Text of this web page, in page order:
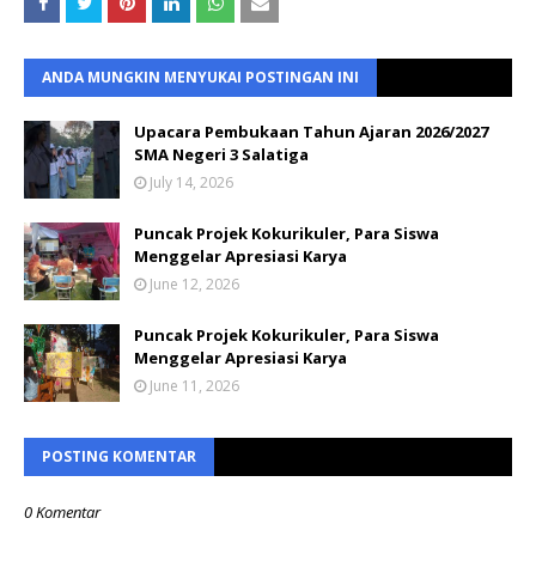
ANDA MUNGKIN MENYUKAI POSTINGAN INI
Upacara Pembukaan Tahun Ajaran 2026/2027
SMA Negeri 3 Salatiga
July 14, 2026
Puncak Projek Kokurikuler, Para Siswa
Menggelar Apresiasi Karya
June 12, 2026
Puncak Projek Kokurikuler, Para Siswa
Menggelar Apresiasi Karya
June 11, 2026
POSTING KOMENTAR
0 Komentar